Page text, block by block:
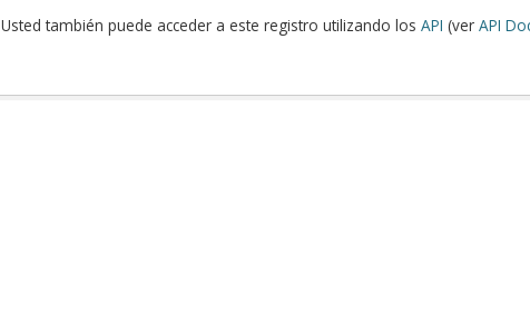
Usted también puede acceder a este registro utilizando los API (ver API